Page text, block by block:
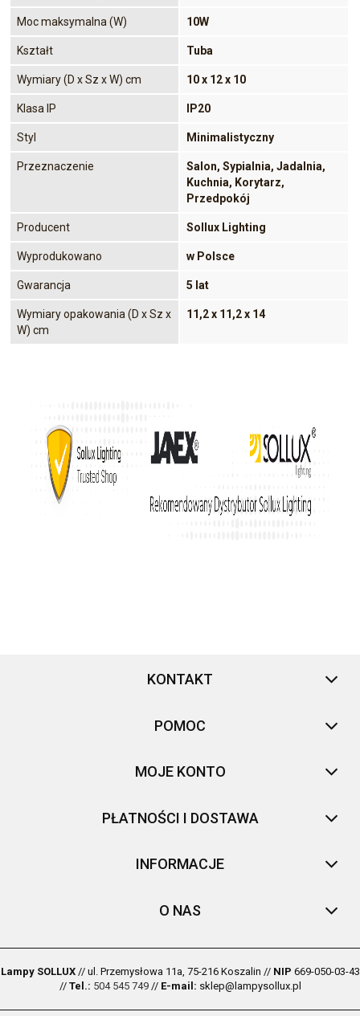
Moc maksymalna (W) 10W
Kształt Tuba
Wymiary (D x Sz x W) cm 10 x 12 x 10
Klasa IP IP20
Styl Minimalistyczny
Przeznaczenie
Salon, Sypialnia, Jadalnia,
Kuchnia, Korytarz,
Przedpokój
Producent Sollux Lighting
Wyprodukowano w Polsce
Gwarancja 5 lat
Wymiary opakowania (D x Sz x
W) cm
11,2 x 11,2 x 14
KONTAKT
POMOC
MOJE KONTO
PŁATNOŚCI I DOSTAWA
INFORMACJE
O NAS
Lampy SOLLUX// ul. Przemysłowa 11a, 75-216 Koszalin // NIP 669-050-03-43
// Tel.: 504 545 749// E-mail: sklep@lampysollux.pl